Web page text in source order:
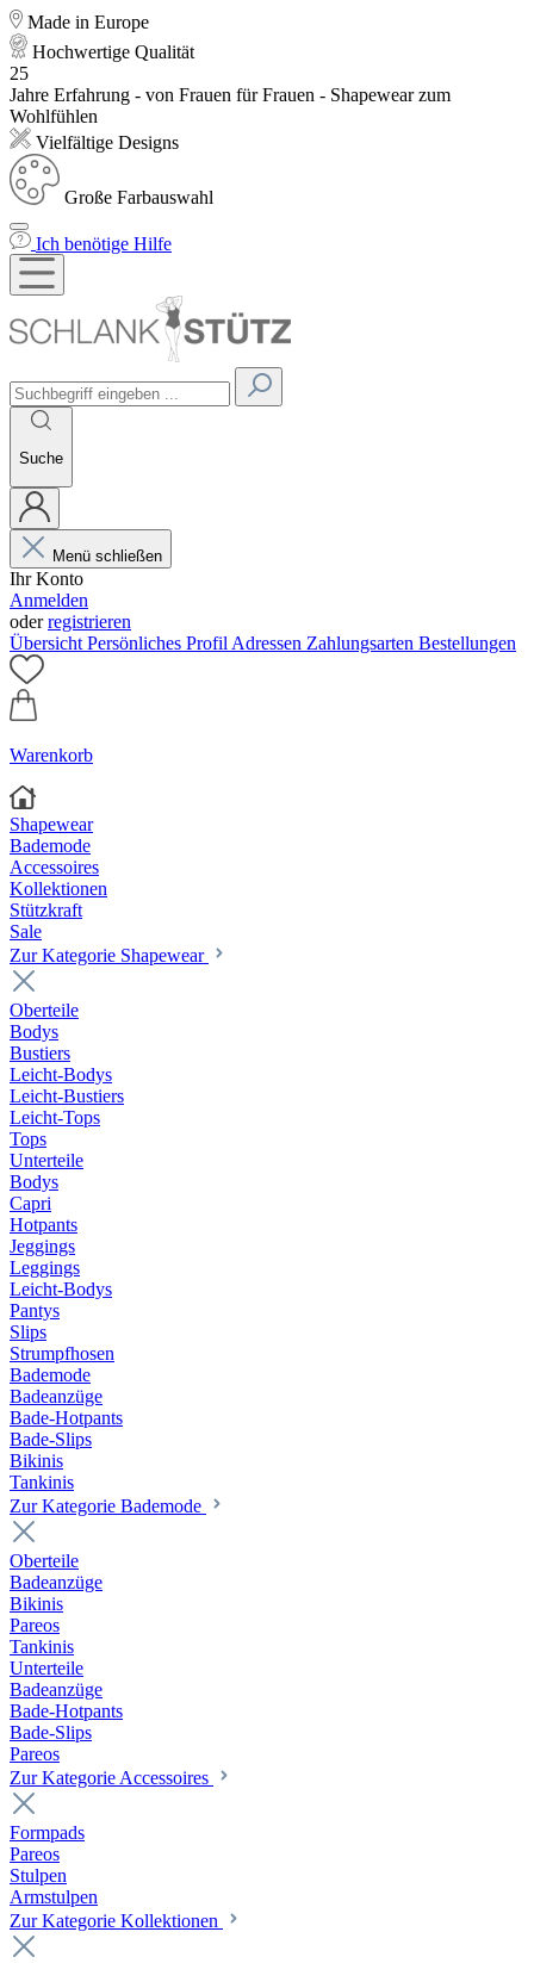
Made in Europe
Hochwertige Qualität
25
Jahre Erfahrung - von Frauen für Frauen - Shapewear zum
Wohlfühlen
Vielfältige Designs
Große Farbauswahl
Ich benötige Hilfe
Suche
Menü schließen
Ihr Konto
Anmelden
oderregistrieren
Übersicht Persönliches Profil Adressen Zahlungsarten Bestellungen
Warenkorb
Shapewear
Bademode
Accessoires
Kollektionen
Stützkraft
Sale
Zur Kategorie Shapewear
Oberteile
Bodys
Bustiers
Leicht-Bodys
Leicht-Bustiers
Leicht-Tops
Tops
Unterteile
Bodys
Capri
Hotpants
Jeggings
Leggings
Leicht-Bodys
Pantys
Slips
Strumpfhosen
Bademode
Badeanzüge
Bade-Hotpants
Bade-Slips
Bikinis
Tankinis
Zur Kategorie Bademode
Oberteile
Badeanzüge
Bikinis
Pareos
Tankinis
Unterteile
Badeanzüge
Bade-Hotpants
Bade-Slips
Pareos
Zur Kategorie Accessoires
Formpads
Pareos
Stulpen
Armstulpen
Zur Kategorie Kollektionen